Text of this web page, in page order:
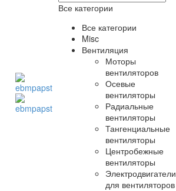
Все категории
Все категории
Misc
Вентиляция
Моторы
вентиляторов
Осевые
вентиляторы
Радиальные
вентиляторы
Тангенциальные
вентиляторы
Центробежные
вентиляторы
Электродвигатели
для вентиляторов